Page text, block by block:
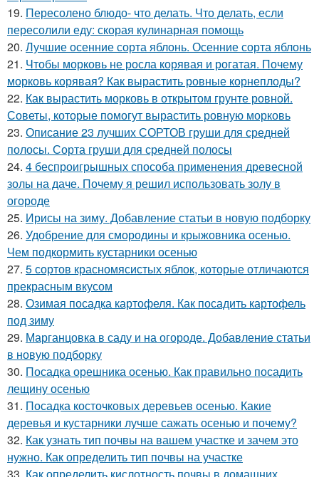
19. Пересолено блюдо- что делать. Что делать, если
пересолили еду: скорая кулинарная помощь
20. Лучшие осенние сорта яблонь. Осенние сорта яблонь
21. Чтобы морковь не росла корявая и рогатая. Почему
морковь корявая? Как вырастить ровные корнеплоды?
22. Как вырастить морковь в открытом грунте ровной.
Советы, которые помогут вырастить ровную морковь
23. Описание 23 лучших СОРТОВ груши для средней
полосы. Сорта груши для средней полосы
24. 4 беспроигрышных способа применения древесной
золы на даче. Почему я решил использовать золу в
огороде
25. Ирисы на зиму. Добавление статьи в новую подборку
26. Удобрение для смородины и крыжовника осенью.
Чем подкормить кустарники осенью
27. 5 сортов красномясистых яблок, которые отличаются
прекрасным вкусом
28. Озимая посадка картофеля. Как посадить картофель
под зиму
29. Марганцовка в саду и на огороде. Добавление статьи
в новую подборку
30. Посадка орешника осенью. Как правильно посадить
лещину осенью
31. Посадка косточковых деревьев осенью. Какие
деревья и кустарники лучше сажать осенью и почему?
32. Как узнать тип почвы на вашем участке и зачем это
нужно. Как определить тип почвы на участке